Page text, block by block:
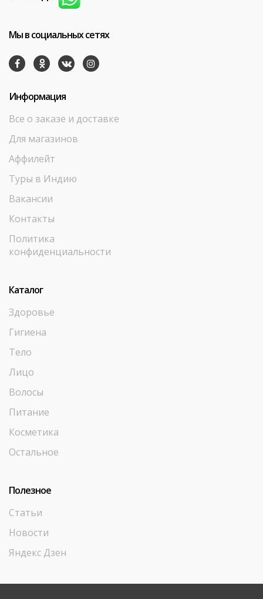
Мы в социальных сетях
Информация
Все о заказе и доставке
Для магазинов
Аффилейт
Туры в Индию
Вакансии
Контакты
Политика
конфиденциальности
Каталог
Здоровье
Гигиена
Тело
Лицо
Волосы
Питание
Косметика
Остальное
Полезное
Статьи
Новости
Яндекс Дзен